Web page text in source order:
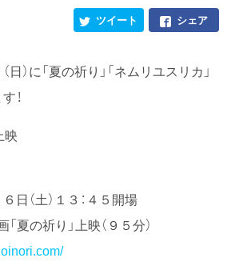
シェア
ツイート
日）に「夏の祈り」「ネムリユスリカ」
！
映
日（土）１３：４５開場
夏の祈り」上映（９５分）